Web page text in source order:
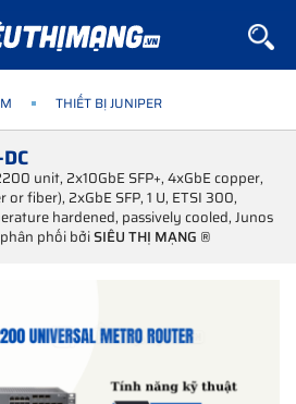
THIẾT BỊ JUNIPER
unit, 2x10GbE SFP+, 4xGbE copper,
fiber), 2xGbE SFP, 1 U, ETSI 300,
hardened, passively cooled, Junos
phối bởiSIÊU THỊ MẠNG ®